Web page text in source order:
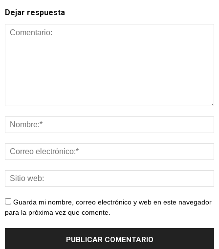
Dejar respuesta
Guarda mi nombre, correo electrónico y web en este navegador
para la próxima vez que comente.